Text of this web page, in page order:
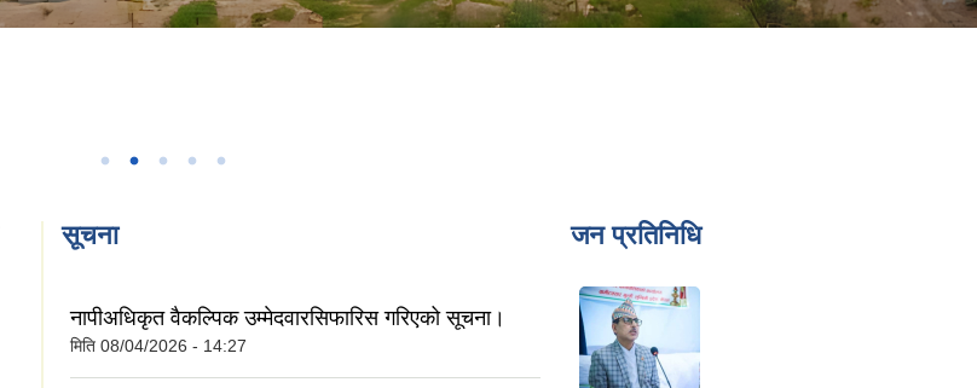
सूचना
नापीअधिकृत वैकल्पिक उम्मेदवारसिफारिस गरिएको सूचना।
मिति 08/04/2026 - 14:27
जन प्रतिनिधि